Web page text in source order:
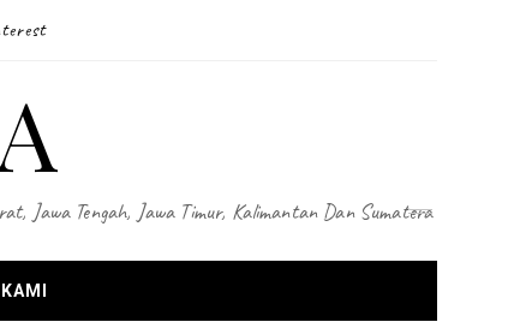
Jawa Tengah, Jawa Timur, Kalimantan Dan Sumatera